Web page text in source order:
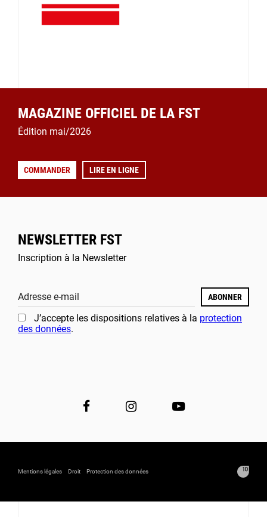
MAGAZINE OFFICIEL DE LA FST
Édition mai/2026
COMMANDER LIRE EN LIGNE
NEWSLETTER FST
Inscription à la Newsletter
Adresse e-mail ABONNER
J’accepte les dispositions relatives à la protection
des données.
Mentions légales Droit Protection des données